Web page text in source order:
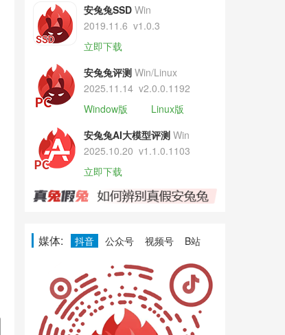
安兔兔SSD Win
2019.11.6 v1.0.3
立即下载
安兔兔评测 Win/Linux
2025.11.14 v2.0.0.1192
Window版
Linux版
安兔兔AI大模型评测 Win
2025.10.20 v1.1.0.1103
立即下载
媒体: 抖音 公众号 视频号 B站